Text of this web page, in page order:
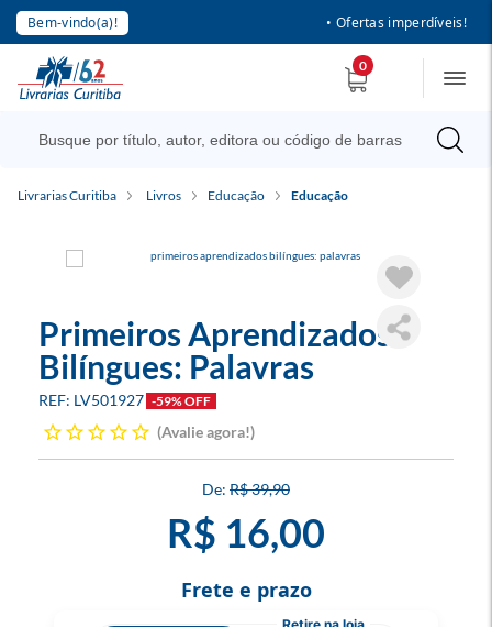
Bem-vindo(a)! • Ofertas imperdíveis!
0
Livrarias Curitiba Livros Educação Educação
Primeiros Aprendizados
Bilíngues: Palavras
LV501927 -59% OFF
Avalie agora!
R$ 39,90
R$ 16,00
Frete e prazo